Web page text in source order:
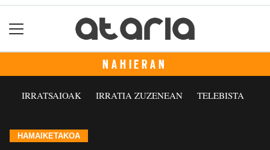
NAHIERAN
IRRATSAIOAK IRRATIA ZUZENEAN TELEBISTA
HAMAIKETAKOA